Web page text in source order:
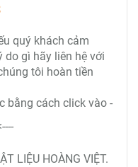
quý khách cảm
gì hãy liên hệ với
tôi hoàn tiền
bằng cách click vào -
LIỆU HOÀNG VIỆT.